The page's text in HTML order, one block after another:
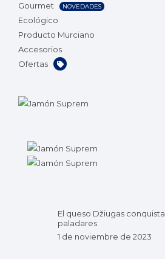
Gourmet
NOVEDADES
Ecológico
Producto Murciano
Accesorios
Ofertas
El queso Džiugas conquista
paladares
1 de noviembre de 2023